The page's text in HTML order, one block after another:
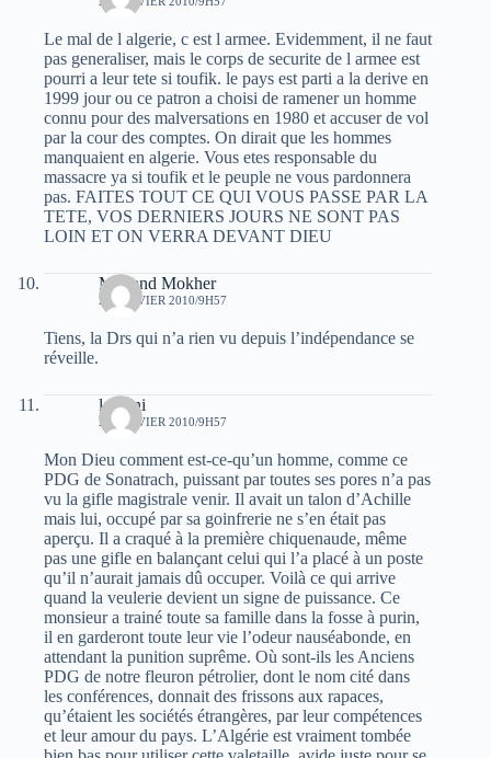
Le mal de l algerie, c est l armee. Evidemment, il ne faut
pas generaliser, mais le corps de securite de l armee est
pourri a leur tete si toufik. le pays est parti a la derive en
1999 jour ou ce patron a choisi de ramener un homme
connu pour des malversations en 1980 et accuser de vol
par la cour des comptes. On dirait que les hommes
manquaient en algerie. Vous etes responsable du
massacre ya si toufik et le peuple ne vous pardonnera
pas. FAITES TOUT CE QUI VOUS PASSE PAR LA
TETE, VOS DERNIERS JOURS NE SONT PAS
LOIN ET ON VERRA DEVANT DIEU
Mohand Mokher
24 JANVIER 2010/9H57
Tiens, la Drs qui n’a rien vu depuis l’indépendance se
réveille.
lehrani
24 JANVIER 2010/9H57
Mon Dieu comment est-ce-qu’un homme, comme ce
PDG de Sonatrach, puissant par toutes ses pores n’a pas
vu la gifle magistrale venir. Il avait un talon d’Achille
mais lui, occupé par sa goinfrerie ne s’en était pas
aperçu. Il a craqué à la première chiquenaude, même
pas une gifle en balançant celui qui l’a placé à un poste
qu’il n’aurait jamais dû occuper. Voilà ce qui arrive
quand la veulerie devient un signe de puissance. Ce
monsieur a trainé toute sa famille dans la fosse à purin,
il en garderont toute leur vie l’odeur nauséabonde, en
attendant la punition suprême. Où sont-ils les Anciens
PDG de notre fleuron pétrolier, dont le nom cité dans
les conférences, donnait des frissons aux rapaces,
qu’étaient les sociétés étrangères, par leur compétences
et leur amour du pays. L’Algérie est vraiment tombée